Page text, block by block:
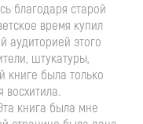
благодаря старой
время купил
аудиторией этого
штукатуры,
книге была только
книга была мне